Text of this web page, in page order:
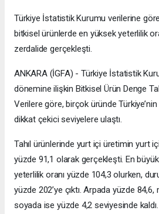
Türkiye İstatistik Kurumu verilerine
bitkisel ürünlerde en yüksek yeterlilik
zerdalide gerçekleşti.
ANKARA (İGFA) - Türkiye İstatistik
dönemine ilişkin Bitkisel Ürün Denge
Verilere göre, birçok üründe
dikkat çekici seviyelere ulaştı.
Tahıl ürünlerinde yurt içi üretimin yurt
yüzde 91,1 olarak gerçekleşti. En
yeterlilik oranı yüzde 104,3 olurken,
yüzde 202’ye çıktı. Arpada yüzde 84,6,
soyada ise yüzde 4,2 seviyesinde kaldı.